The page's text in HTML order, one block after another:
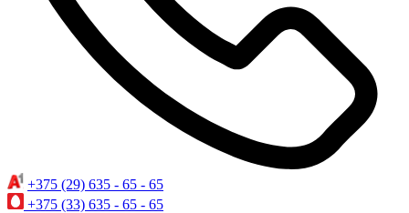
+375 (29) 635 - 65 - 65
+375 (33) 635 - 65 - 65